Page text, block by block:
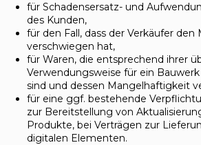
für Schadensersatz- und
des Kunden,
für den Fall, dass der Verkäufer den
verschwiegen hat,
für Waren, die entsprechend ihrer
Verwendungsweise für ein
sind und dessen Mangelhaftigkeit
für eine ggf. bestehende
zur Bereitstellung von
Produkte, bei Verträgen zur
digitalen Elementen.